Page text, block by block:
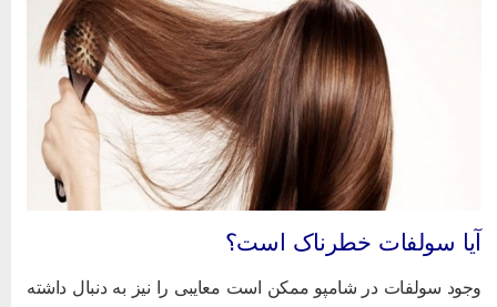
سولفات خطرناک است؟
سولفات در شامپو ممکن است معایبی را نیز به دنبال داشته